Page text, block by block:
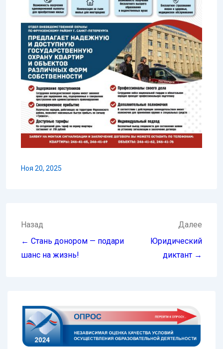
Ноя 20, 2025
Навигация
по
записям
Назад
← Стань донором — подари
шанс на жизнь!
Далее
Юридический
диктант →